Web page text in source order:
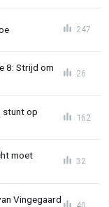
247
8: Strijd om
26
stunt op
162
moet
32
Vingegaard